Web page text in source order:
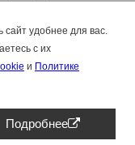
удобнее для вас.
с их
и Политике
Подробнее